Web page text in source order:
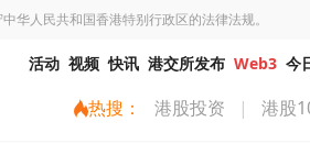
华人民共和国香港特别行政区的法律法规。
活动 视频 快讯 港交所发布 Web3 今
热搜： 港股投资 | 港股